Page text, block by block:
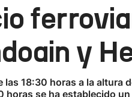
y
las 18:30 horas a la
horas se ha establecido